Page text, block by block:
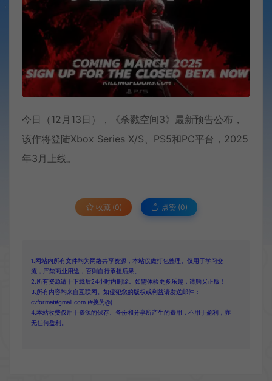
今日（12月13日），《杀戮空间3》最新预告公布，
该作将登陆Xbox Series X/S、PS5和PC平台，2025
年3月上线。
收藏 (0) 点赞 (0)
1.网站内所有文件均为网络共享资源，本站仅做打包整理。仅用于学习交
流，严禁商业用途，否则自行承担后果。
2.所有资源请于下载后24小时内删除。如需体验更多乐趣，请购买正版！
3.所有内容均来自互联网。如侵犯您的版权或利益请发送邮件：
cvformat#gmail.com (#换为@)
4.本站收费仅用于资源的保存、备份和分享所产生的费用，不用于盈利，亦
无任何盈利。